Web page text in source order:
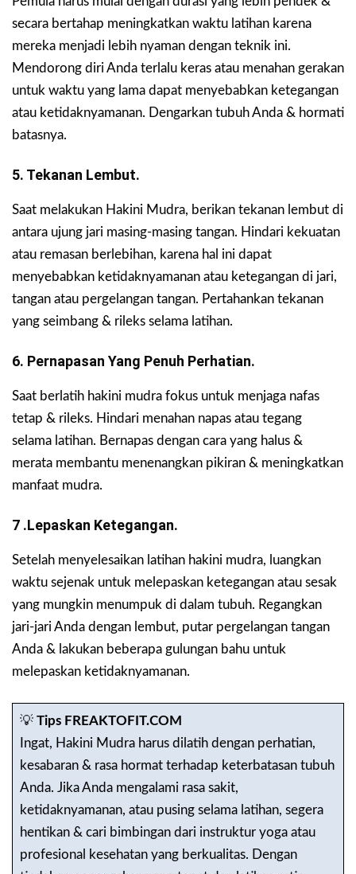
secara bertahap meningkatkan waktu latihan karena
mereka menjadi lebih nyaman dengan teknik ini.
Mendorong diri Anda terlalu keras atau menahan gerakan
untuk waktu yang lama dapat menyebabkan ketegangan
atau ketidaknyamanan. Dengarkan tubuh Anda & hormati
batasnya.
5. Tekanan Lembut.
Saat melakukan Hakini Mudra, berikan tekanan lembut di
antara ujung jari masing-masing tangan. Hindari kekuatan
atau remasan berlebihan, karena hal ini dapat
menyebabkan ketidaknyamanan atau ketegangan di jari,
tangan atau pergelangan tangan. Pertahankan tekanan
yang seimbang & rileks selama latihan.
6. Pernapasan Yang Penuh Perhatian.
Saat berlatih hakini mudra fokus untuk menjaga nafas
tetap & rileks. Hindari menahan napas atau tegang
selama latihan. Bernapas dengan cara yang halus &
merata membantu menenangkan pikiran & meningkatkan
manfaat mudra.
7 .Lepaskan Ketegangan.
Setelah menyelesaikan latihan hakini mudra, luangkan
waktu sejenak untuk melepaskan ketegangan atau sesak
yang mungkin menumpuk di dalam tubuh. Regangkan
jari-jari Anda dengan lembut, putar pergelangan tangan
Anda & lakukan beberapa gulungan bahu untuk
melepaskan ketidaknyamanan.
💡 Tips FREAKTOFIT.COM
Ingat, Hakini Mudra harus dilatih dengan perhatian,
kesabaran & rasa hormat terhadap keterbatasan tubuh
Anda. Jika Anda mengalami rasa sakit,
ketidaknyamanan, atau pusing selama latihan, segera
hentikan & cari bimbingan dari instruktur yoga atau
profesional kesehatan yang berkualitas. Dengan